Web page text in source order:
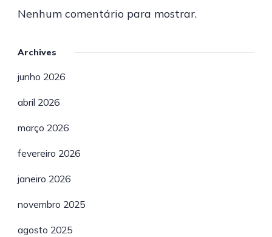
Nenhum comentário para mostrar.
Archives
junho 2026
abril 2026
março 2026
fevereiro 2026
janeiro 2026
novembro 2025
agosto 2025